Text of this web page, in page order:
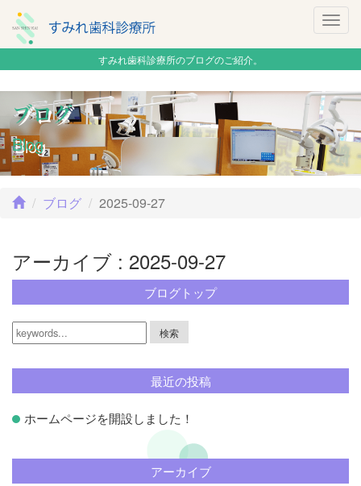
すみれ歯科診療所のブログのご紹介。
ブログ
Blog
ブログ 2025-09-27
アーカイブ : 2025-09-27
ブログトップ
検索
最近の投稿
ホームページを開設しました！
アーカイブ